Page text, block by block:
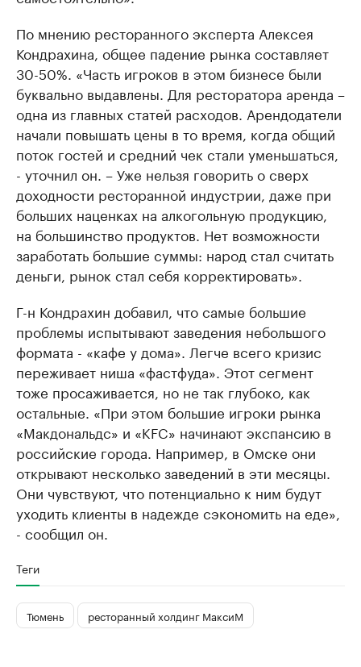
По мнению ресторанного эксперта Алексея
Кондрахина, общее падение рынка составляет
30-50%. «Часть игроков в этом бизнесе были
буквально выдавлены. Для ресторатора аренда –
одна из главных статей расходов. Арендодатели
начали повышать цены в то время, когда общий
поток гостей и средний чек стали уменьшаться,
- уточнил он. – Уже нельзя говорить о сверх
доходности ресторанной индустрии, даже при
больших наценках на алкогольную продукцию,
на большинство продуктов. Нет возможности
заработать большие суммы: народ стал считать
деньги, рынок стал себя корректировать».
Г-н Кондрахин добавил, что самые большие
проблемы испытывают заведения небольшого
формата - «кафе у дома». Легче всего кризис
переживает ниша «фастфуда». Этот сегмент
тоже просаживается, но не так глубоко, как
остальные. «При этом большие игроки рынка
«Макдональдс» и «KFC» начинают экспансию в
российские города. Например, в Омске они
открывают несколько заведений в эти месяцы.
Они чувствуют, что потенциально к ним будут
уходить клиенты в надежде сэкономить на еде»,
- сообщил он.
Теги
Тюмень ресторанный холдинг МаксиМ